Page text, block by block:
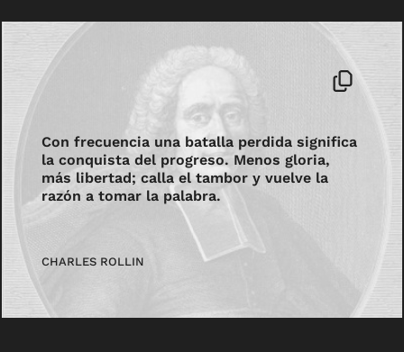
Con frecuencia una batalla perdida significa
la conquista del progreso. Menos gloria,
más libertad; calla el tambor y vuelve la
razón a tomar la palabra.
CHARLES ROLLIN